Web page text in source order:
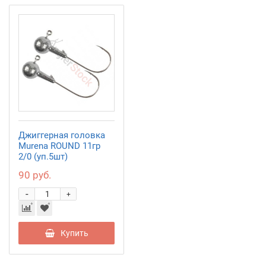
Джиггерная головка
Murena ROUND 11гр
2/0 (уп.5шт)
90 руб.
+
-
Купить